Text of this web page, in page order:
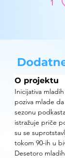
1
O projektu
Inicijativa
poziva mlade
sezonu
istražuje priče
su se
tokom 90-ih u
Desetoro